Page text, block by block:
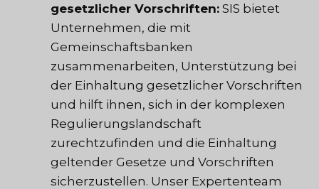
gesetzlicher Vorschriften: SIS bietet
Unternehmen, die mit
Gemeinschaftsbanken
zusammenarbeiten, Unterstützung bei
der Einhaltung gesetzlicher Vorschriften
und hilft ihnen, sich in der komplexen
Regulierungslandschaft
zurechtzufinden und die Einhaltung
geltender Gesetze und Vorschriften
sicherzustellen. Unser Expertenteam